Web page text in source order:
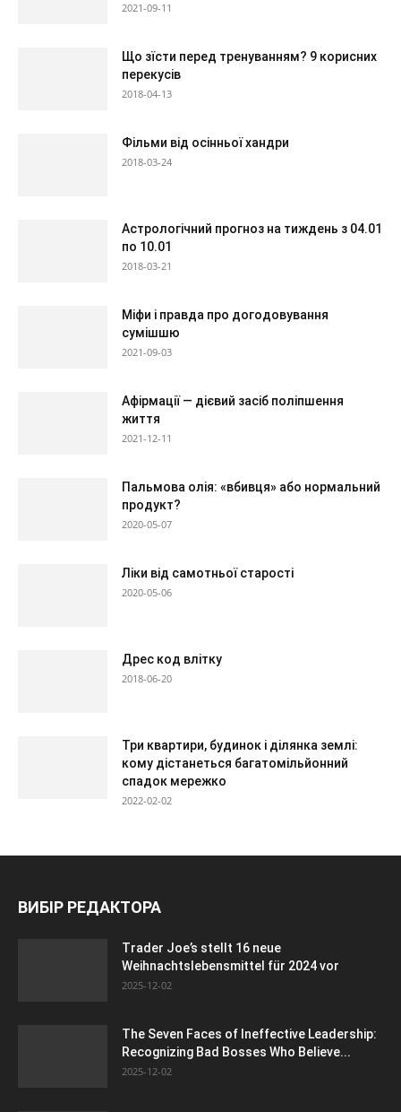
2021-09-11
Що зїсти перед тренуванням? 9 корисних
перекусів
2018-04-13
Фільми від осінньої хандри
2018-03-24
Астрологічний прогноз на тиждень з 04.01
по 10.01
2018-03-21
Міфи і правда про догодовування
сумішшю
2021-09-03
Афірмації — дієвий засіб поліпшення
життя
2021-12-11
Пальмова олія: «вбивця» або нормальний
продукт?
2020-05-07
Ліки від самотньої старості
2020-05-06
Дрес код влітку
2018-06-20
Три квартири, будинок і ділянка землі:
кому дістанеться багатомільйонний
спадок мережко
2022-02-02
ВИБІР РЕДАКТОРА
Trader Joe’s stellt 16 neue
Weihnachtslebensmittel für 2024 vor
2025-12-02
The Seven Faces of Ineffective Leadership:
Recognizing Bad Bosses Who Believe...
2025-12-02